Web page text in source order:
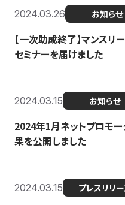
2024.03.26 お知らせ
【一次助成終了】マンス
セミナーを届けました
2024.03.15 お知らせ
2024年1月ネットプロモー
果を公開しました
2024.03.15 プレスリリ